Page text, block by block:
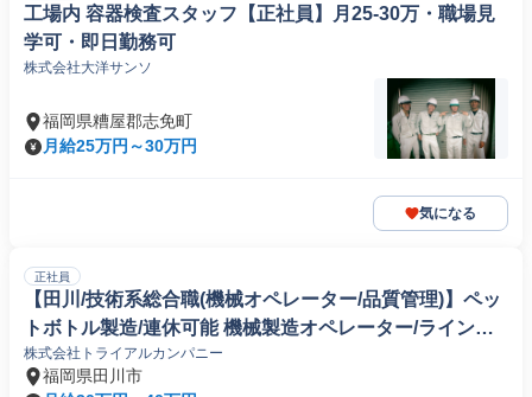
工場内 容器検査スタッフ【正社員】月25-30万・職場見
学可・即日勤務可
株式会社大洋サンソ
福岡県糟屋郡志免町
月給25万円～30万円
気になる
正社員
【田川/技術系総合職(機械オペレーター/品質管理)】ペッ
トボトル製造/連休可能 機械製造オペレーター/ラインマ
ネージャー
株式会社トライアルカンパニー
福岡県田川市